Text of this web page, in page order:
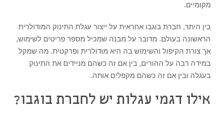
מקומיים.
בין היתר, חברת בוגבו אחראית על ייצור עגלת התינוק המודולרית
הראשונה בעולם. מדובר על מבנה שמכיל מספר פריטים לשימוש,
אך צורת הקיפול והשימוש בה היא מודולרית ופרקטית. מה שמקל
במידה רבה על ההורים, בין אם זה כשהם מניידים את התינוק
בעגלה ובין אם זה כשהם מקפלים אותה.
אילו דגמי עגלות יש לחברת בוגבו?